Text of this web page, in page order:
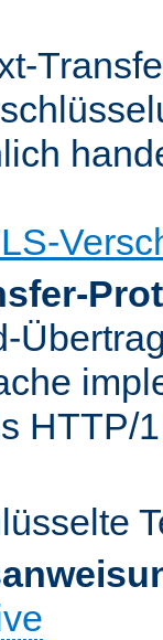
HTTP/